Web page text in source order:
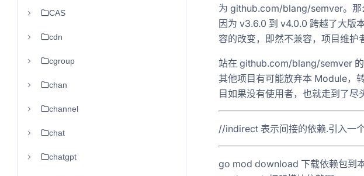
CAS
cdn
cgroup
chan
channel
chat
chatgpt
为 github.com/blang/semver。那
因为 v3.6.0 到 v4.0.0 跨越了大版
容的改变，即然不兼容，项目维护
站在 github.com/blang/semver
其他项目有可能放弃本 Module，
目如果没有使用者，也就走到了尽
//indirect 表示间接的依赖.引入一
go mod download 下载依赖包到